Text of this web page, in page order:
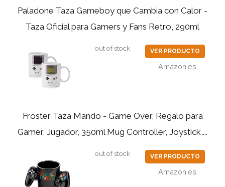
Paladone Taza Gameboy que Cambia con Calor -
Taza Oficial para Gamers y Fans Retro, 290ml
out of stock VER PRODUCTO
Amazon.es
Froster Taza Mando - Game Over, Regalo para
Gamer, Jugador, 350ml Mug Controller, Joystick,...
out of stock VER PRODUCTO
Amazon.es